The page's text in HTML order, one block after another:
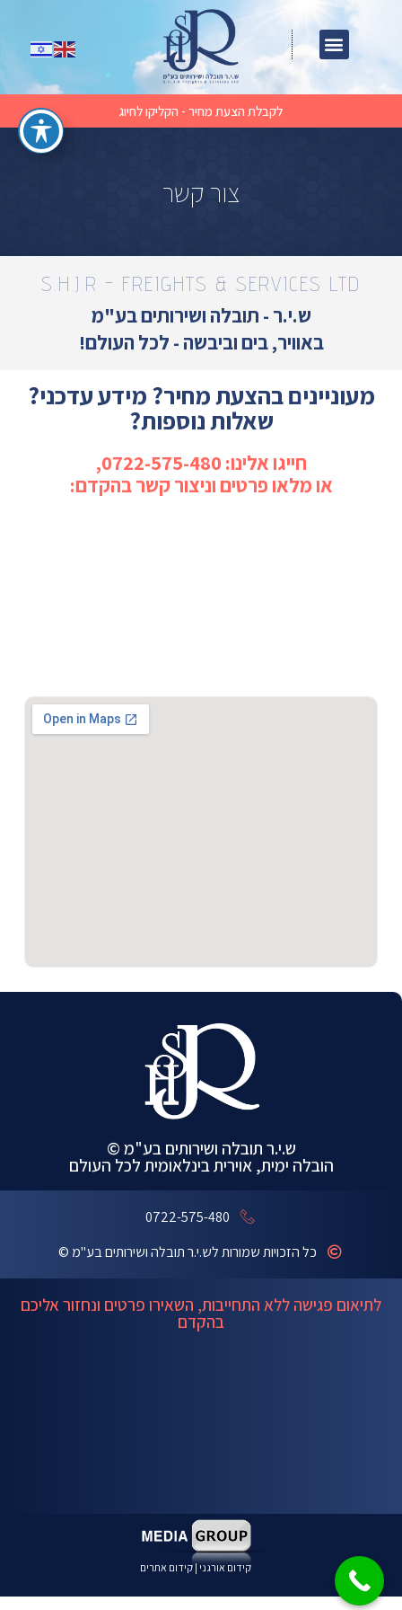
לקבלת הצעת מחיר - הקליקו לחיוג
צור קשר
S.H.J.R - FREIGHTS & SERVICES LTD
ש.י.ר - תובלה ושירותים בע"מ
באוויר, בים וביבשה - לכל העולם!
מעוניינים בהצעת מחיר? מידע עדכני?
שאלות נוספות?
חייגו אלינו: 0722-575-480,
או מלאו פרטים וניצור קשר בהקדם:
ש.י.ר תובלה ושירותים בע"מ ©
הובלה ימית, אוירית בינלאומית לכל העולם
0722-575-480
כל הזכויות שמורות לש.י.ר תובלה ושירותים בע"מ ©
לתיאום פגישה ללא התחייבות, השאירו פרטים ונחזור אליכם
בהקדם
קידום אורגני | קידום אתרים